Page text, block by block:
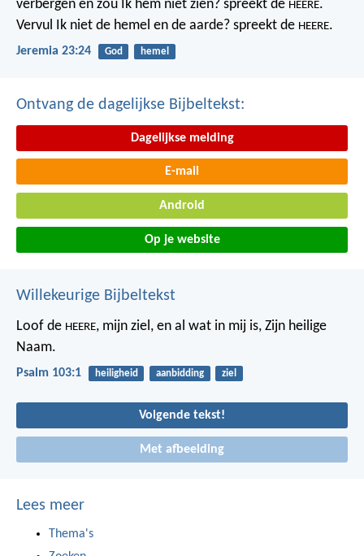
verbergen en zou Ík hem niet zien? spreekt de HEERE.
Vervul Ik niet de hemel en de aarde? spreekt de HEERE.
Jeremia 23:24 God hemel
Ontvang de dagelijkse Bijbeltekst:
Dagelijkse melding
E-mail
Android
Op je website
Willekeurige Bijbeltekst
Loof de HEERE, mijn ziel, en al wat in mij is, Zijn heilige
Naam.
Psalm 103:1 heiligheid aanbidding ziel
Volgende tekst!
Met afbeelding
Lees meer
Thema's